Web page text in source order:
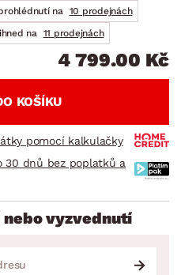
na
10 prodejnách
na
11 prodejnách
4 799.00 Kč
KOŠÍKU
pomocí kalkulačky
30 dnů bez poplatků a
vyzvednutí